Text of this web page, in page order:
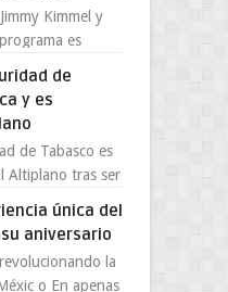
Kimmel y
es
...
de
y es
de Tabasco es
Altiplano tras ser
única del
aniversario
la
o En apenas